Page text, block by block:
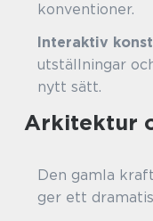
konventioner.
Interaktiv konst
utställningar
nytt sätt.
Arkitektur
Den gamla
ger ett